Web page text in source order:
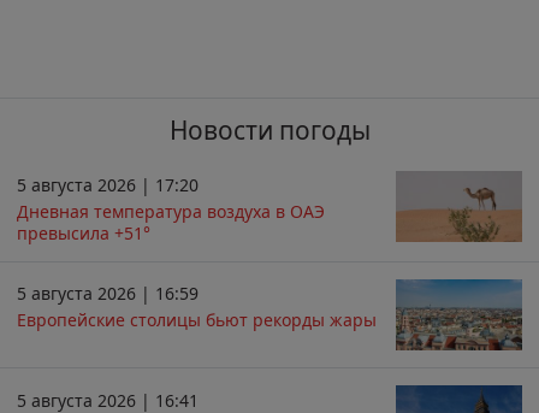
Новости погоды
5 августа 2026 | 17:20
Дневная температура воздуха в ОАЭ
превысила +51°
5 августа 2026 | 16:59
Европейские столицы бьют рекорды жары
5 августа 2026 | 16:41